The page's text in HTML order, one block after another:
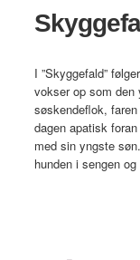
I ”Skyggefald”
vokser op som den
søskendeflok,
dagen apatisk
med sin yngste
hunden i sengen